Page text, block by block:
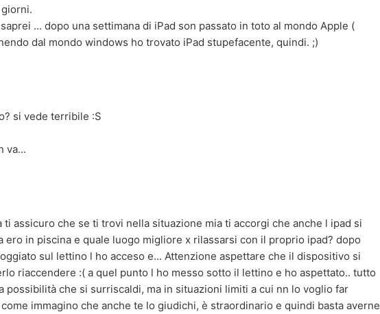
... dopo una settimana di iPad son passato in toto al mondo Apple (
dal mondo windows ho trovato iPad stupefacente, quindi. ;)
si vede terribile :S
va...
ti assicuro che se ti trovi nella situazione mia ti accorgi che anche l ipad si
ero in piscina e quale luogo migliore x rilassarsi con il proprio ipad? dopo
sul lettino l ho acceso e... Attenzione aspettare che il dispositivo si
riaccendere :( a quel punto l ho messo sotto il lettino e ho aspettato.. tutto
possibilità che si surriscaldi, ma in situazioni limiti a cui nn lo voglio far
immagino che anche te lo giudichi, è straordinario e quindi basta averne